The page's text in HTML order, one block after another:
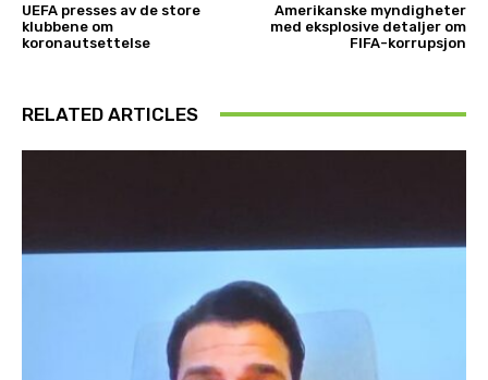
UEFA presses av de store
klubbene om
koronautsettelse
Amerikanske myndigheter
med eksplosive detaljer om
FIFA-korrupsjon
RELATED ARTICLES